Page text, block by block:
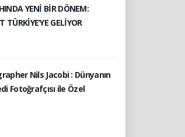
YENİ BİR DÖNEM:
TÜRKİYE’YE GELİYOR
Nils Jacobi : Dünyanın
Fotoğrafçısı ile Özel